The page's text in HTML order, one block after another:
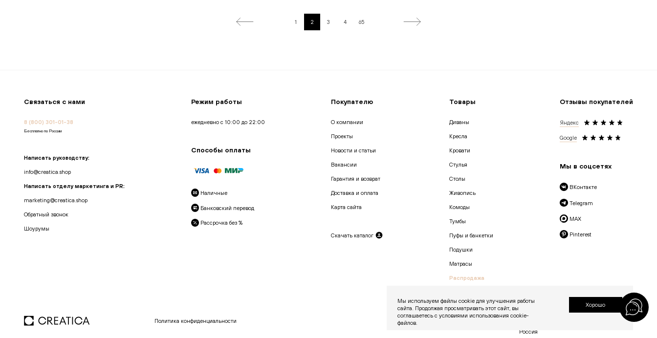
1 2 3 4 65
Связаться с нами
8 (800) 301-01-38
Бесплатно по России
Написать руководству:
info@creatica.shop
Написать отделу маркетинга и PR:
marketing@creatica.shop
Обратный звонок
Шоурумы
Режим работы
ежедневно с 10:00 до 22:00
Способы оплаты
Наличные
Банковский перевод
Рассрочка без %
Покупателю
О компании
Проекты
Новости и статьи
Вакансии
Гарантия и возврат
Доставка и оплата
Карта сайта
Скачать каталог
Товары
Диваны
Кресла
Кровати
Cтулья
Столы
Живопись
Комоды
Тумбы
Пуфы и банкетки
Подушки
Матрасы
Распродажа
Отзывы покупателей
Яндекс
Google
Мы в соцсетях
ВКонтакте
Telegram
MAX
Pinterest
Политика конфиденциальности
проезд Новодевичий, дом 2, помещение 2/1
Россия
Мы используем файлы cookie для улучшения работы
сайта. Продолжая просматривать этот сайт, вы
соглашаетесь с условиями использования cookie-
файлов.
Хорошо